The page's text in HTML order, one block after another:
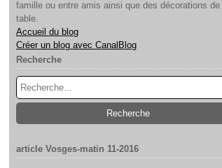
famille ou entre amis ainsi que des décorations de
table.
Accueil du blog
Créer un blog avec CanalBlog
Recherche
article Vosges-matin 11-2016